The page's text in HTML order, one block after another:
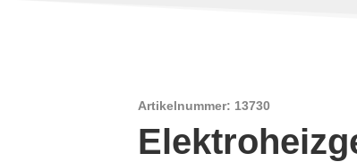
Artikelnummer: 13730